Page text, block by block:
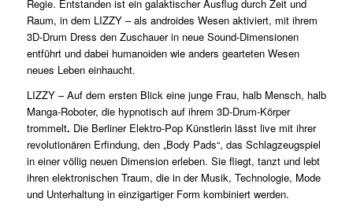
Regie. Entstanden ist ein galaktischer Ausflug durch Zeit und
Raum, in dem LIZZY – als androides Wesen aktiviert, mit ihrem
3D-Drum Dress den Zuschauer in neue Sound-Dimensionen
entführt und dabei humanoiden wie anders gearteten Wesen
neues Leben einhaucht.
LIZZY – Auf dem ersten Blick eine junge Frau, halb Mensch, halb
Manga-Roboter, die hypnotisch auf ihrem 3D-Drum-Körper
trommelt. Die Berliner Elektro-Pop Künstlerin lässt live mit ihrer
revolutionären Erfindung, den „Body Pads“, das Schlagzeugspiel
in einer völlig neuen Dimension erleben. Sie fliegt, tanzt und lebt
ihren elektronischen Traum, die in der Musik, Technologie, Mode
und Unterhaltung in einzigartiger Form kombiniert werden.